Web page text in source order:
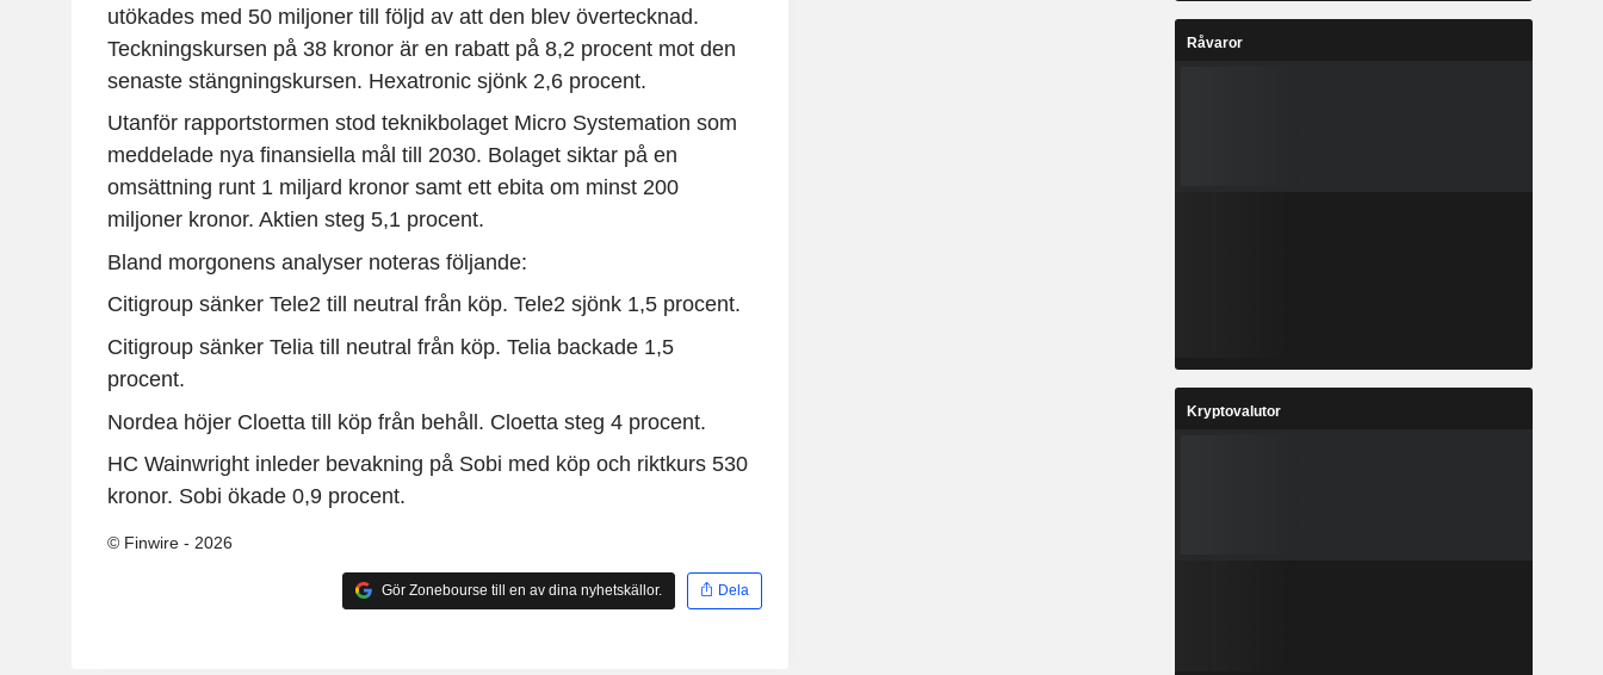
utökades med 50 miljoner till följd av att den blev övertecknad.
Teckningskursen på 38 kronor är en rabatt på 8,2 procent mot den
senaste stängningskursen. Hexatronic sjönk 2,6 procent.
Utanför rapportstormen stod teknikbolaget Micro Systemation som
meddelade nya finansiella mål till 2030. Bolaget siktar på en
omsättning runt 1 miljard kronor samt ett ebita om minst 200
miljoner kronor. Aktien steg 5,1 procent.
Bland morgonens analyser noteras följande:
Citigroup sänker Tele2 till neutral från köp. Tele2 sjönk 1,5 procent.
Citigroup sänker Telia till neutral från köp. Telia backade 1,5
procent.
Nordea höjer Cloetta till köp från behåll. Cloetta steg 4 procent.
HC Wainwright inleder bevakning på Sobi med köp och riktkurs 530
kronor. Sobi ökade 0,9 procent.
© Finwire - 2026
Gör Zonebourse till en av dina nyhetskällor. Dela
Råvaror
Kryptovalutor